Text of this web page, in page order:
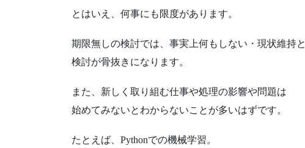
とはいえ、何事にも限度があります。
期限無しの検討では、事実上何もしない・現状維持と
検討が骨抜きになります。
また、新しく取り組む仕事や処理の影響や問題は
始めてみないとわからないことが多いはずです。
たとえば、Pythonでの機械学習。